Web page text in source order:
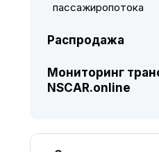
пассажиропотока
Распродажа
Мониторинг
NSCAR.online